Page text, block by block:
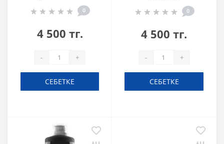
0
4 500 тг.
- +
СЕБЕТКЕ
0
4 500 тг.
- +
СЕБЕТКЕ